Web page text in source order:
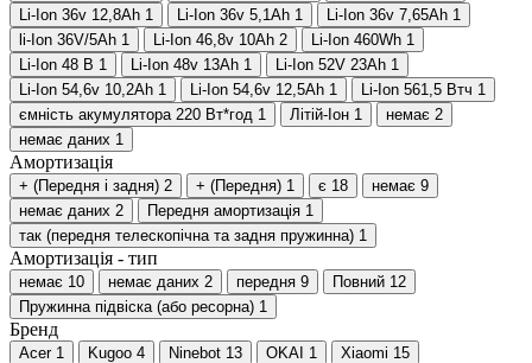
Li-Ion 36v 12,8Ah 1 Li-Ion 36v 5,1Ah 1 Li-Ion 36v 7,65Ah 1
li-Ion 36V/5Ah 1 Li-Ion 46,8v 10Ah 2 Li-Ion 460Wh 1
Li-Ion 48 В 1 Li-Ion 48v 13Ah 1 Li-Ion 52V 23Ah 1
Li-Ion 54,6v 10,2Ah 1 Li-Ion 54,6v 12,5Ah 1 Li-Ion 561,5 Втч 1
ємність акумулятора 220 Вт*год 1 Літій-Іон 1 немає 2
немає даних 1
Амортизація
+ (Передня і задня) 2 + (Передня) 1 є 18 немає 9
немає даних 2 Передня амортизація 1
так (передня телескопічна та задня пружинна) 1
Амортизація - тип
немає 10 немає даних 2 передня 9 Повний 12
Пружинна підвіска (або ресорна) 1
Бренд
Acer 1 Kugoo 4 Ninebot 13 OKAI 1 Xiaomi 15